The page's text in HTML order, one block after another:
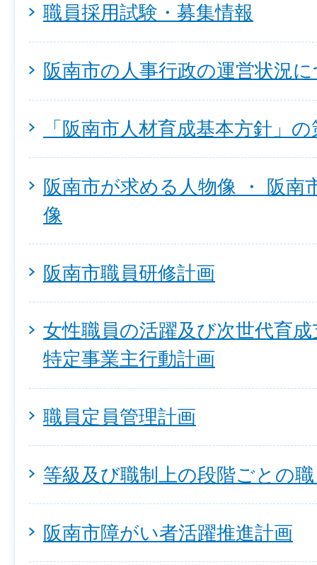
職員採用試験・募集情報
阪南市の人事行政の運営状況
「阪南市人材育成基本方針」
阪南市が求める人物像 ・ 阪南
像
阪南市職員研修計画
女性職員の活躍及び次世代育
特定事業主行動計画
職員定員管理計画
等級及び職制上の段階ごとの
阪南市障がい者活躍推進計画